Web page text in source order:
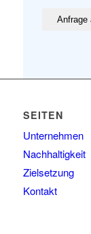
SEITEN
Unternehmen
Nachhaltigkeit
Zielsetzung
Kontakt